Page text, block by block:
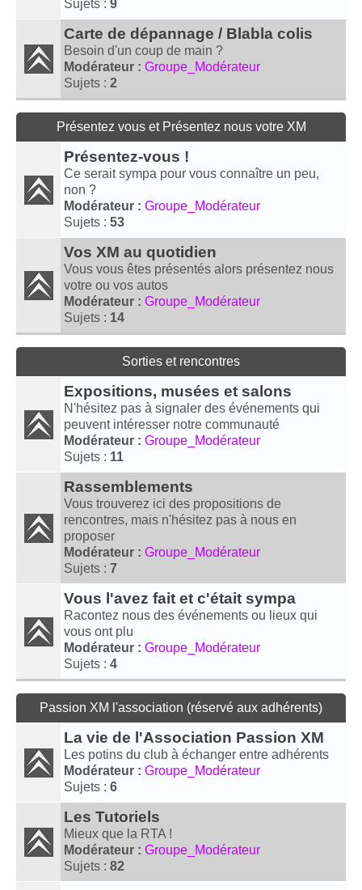
Sujets : 9
Carte de dépannage / Blabla colis
Besoin d'un coup de main ?
Modérateur : Groupe_Modérateur
Sujets : 2
Présentez vous et Présentez nous votre XM
Présentez-vous !
Ce serait sympa pour vous connaître un peu,
non ?
Modérateur : Groupe_Modérateur
Sujets : 53
Vos XM au quotidien
Vous vous êtes présentés alors présentez nous
votre ou vos autos
Modérateur : Groupe_Modérateur
Sujets : 14
Sorties et rencontres
Expositions, musées et salons
N'hésitez pas à signaler des événements qui
peuvent intéresser notre communauté
Modérateur : Groupe_Modérateur
Sujets : 11
Rassemblements
Vous trouverez ici des propositions de
rencontres, mais n'hésitez pas à nous en
proposer
Modérateur : Groupe_Modérateur
Sujets : 7
Vous l'avez fait et c'était sympa
Racontez nous des événements ou lieux qui
vous ont plu
Modérateur : Groupe_Modérateur
Sujets : 4
Passion XM l'association (réservé aux adhérents)
La vie de l'Association Passion XM
Les potins du club à échanger entre adhérents
Modérateur : Groupe_Modérateur
Sujets : 6
Les Tutoriels
Mieux que la RTA !
Modérateur : Groupe_Modérateur
Sujets : 82